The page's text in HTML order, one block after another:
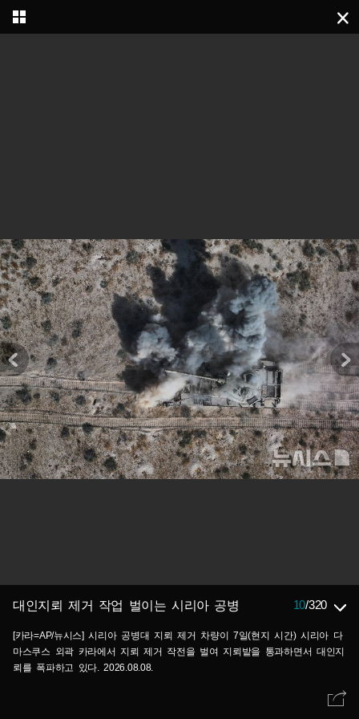
대인지뢰 제거 작업 벌이는 시리아 공병 10/320
[카라=AP/뉴시스] 시리아 공병대 지뢰 제거 차량이 7일(현지 시간) 시리아 다
마스쿠스 외곽 카라에서 지뢰 제거 작전을 벌여 지뢰밭을 통과하면서 대인지
뢰를 폭파하고 있다. 2026.08.08.